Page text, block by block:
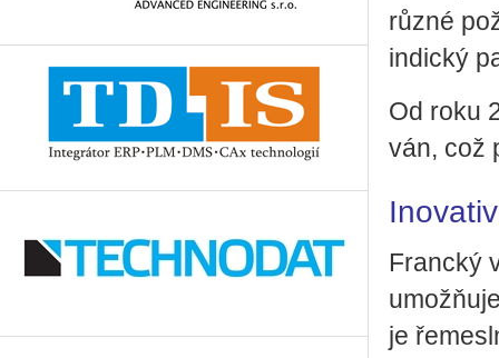
různé
in­dic­ký
Od roku
ván, což
Franc­ký
je